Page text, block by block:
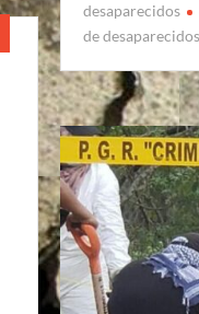
desaparecidos
de desaparecidos